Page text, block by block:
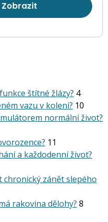
Zobrazit
štítné žlázy? 4
vazu v koleni? 10
normální život?
11
a každodenní život?
chronický zánět slepého
rakovina dělohy? 8